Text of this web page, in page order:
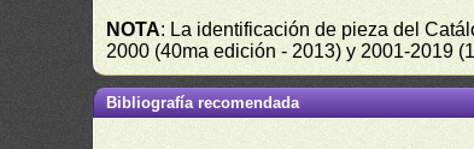
NOTA: La identificación de pieza del
2000 (40ma edición - 2013) y 2001-2019
Bibliografía recomendada